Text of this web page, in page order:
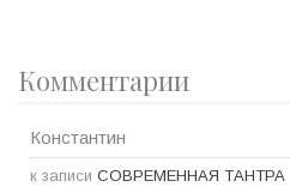
Комментарии
Константин
к записи СОВРЕМЕННАЯ ТАНТРА